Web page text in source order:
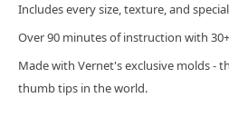
Includes every size, texture, and
Over 90 minutes of instruction with
Made with Vernet's exclusive molds -
thumb tips in the world.